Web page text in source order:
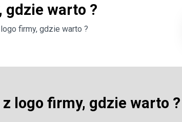
gdzie warto ?
firmy, gdzie warto ?
logo firmy, gdzie warto ?